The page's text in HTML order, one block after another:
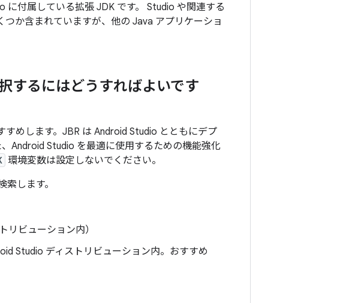
に付属している拡張 JDK です。 Studio や関連する
か含まれていますが、他の Java アプリケーショ
するにはどうすればよいです
めします。JBR は Android Studio とともにデプ
Android Studio を最適に使用するための機能強化
環境変数は設定しないでください。
します。
リビューション内）
Studio ディストリビューション内。おすすめ